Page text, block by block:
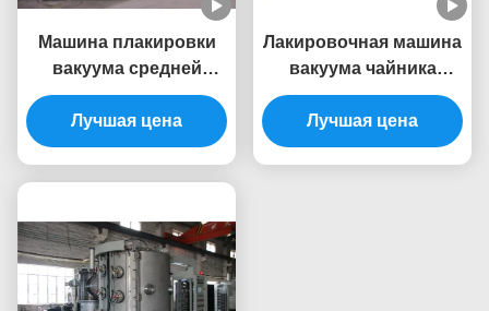
Машина плакировки
вакуума средней
полости PVD
универсальная для
оборудования
Лучшая цена
Лакировочная машина
вакуума чайника
декоративная ПВД
чашки нержавеющей
стали для цвета
Лучшая цена